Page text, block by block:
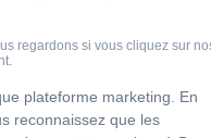
regardons si vous cliquez sur
plateforme marketing. En
reconnaissez que les